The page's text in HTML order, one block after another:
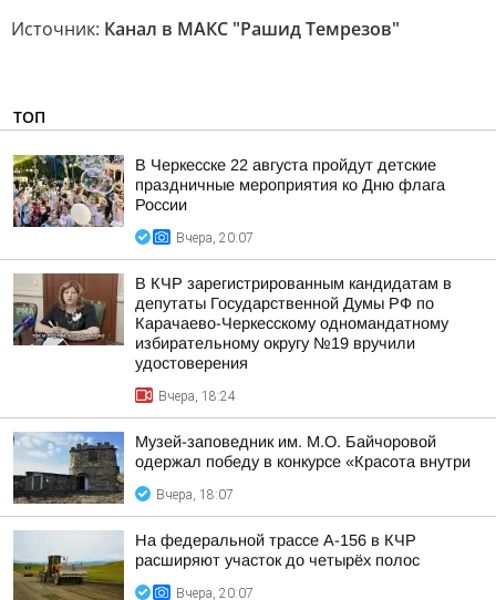
Источник: Канал в МАКС "Рашид Темрезов"
ТОП
В Черкесске 22 августа пройдут детские
праздничные мероприятия ко Дню флага
России
Вчера, 20:07
В КЧР зарегистрированным кандидатам в
депутаты Государственной Думы РФ по
Карачаево-Черкесскому одномандатному
избирательному округу №19 вручили
удостоверения
Вчера, 18:24
Музей-заповедник им. М.О. Байчоровой
одержал победу в конкурсе «Красота внутри
Вчера, 18:07
На федеральной трассе А-156 в КЧР
расширяют участок до четырёх полос
Вчера, 20:07